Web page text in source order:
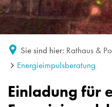
Sie sind hier: Rathaus &
Energieimpulsberatung
Einladung für